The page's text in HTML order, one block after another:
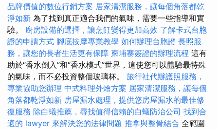
品牌價值的數位行銷方案 居家清潔服務，讓每個角落都乾
淨如新 為了找到真正適合我們的氣味，需要一些指導和實
驗。 廚房設備的選擇，讓烹飪變得更加高效 了解卡式台胞
證的申請方式 腳底按摩專業教學 如何辦理台胞證 長照服
務，讓您的長者生活更有保障 柬埔寨簽證的辦理流程 這有
助於“香水倒入”和“香水模式”世界，這使您可以體驗最特殊
的氣味，而不必投資整個玻璃杯。 旅行社代辦護照服務，
專業協助您辦理 中式料理外燴方案 居家清潔服務，讓每個
角落都乾淨如新 房屋漏水處理，提供您房屋漏水的最佳修
復服務 除白蟻推薦，尋找值得信賴的白蟻防治公司 找到合
適的 lawyer 來解決您的法律問題 推拿與整骨結合 全範圍